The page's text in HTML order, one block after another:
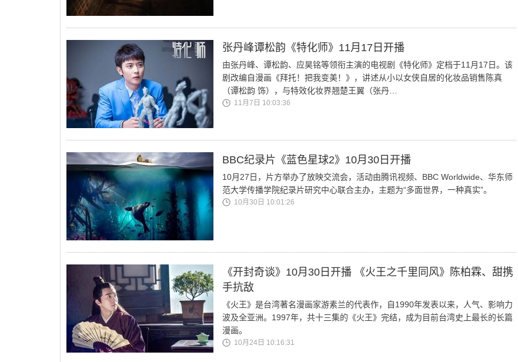
张丹峰谭松韵《特化师》11月17日开播
由张丹峰、谭松韵、应昊铭等领衔主演的电视剧《特化师》定档于11月17日。该
剧改编自漫画《拜托！把我变美！》，讲述从小以女侠自居的化妆品销售陈真
（谭松韵 饰），与特效化妆界翘楚王翼（张丹…
11月7日 10:03:36
BBC纪录片《蓝色星球2》10月30日开播
10月27日，片方举办了放映交流会，活动由腾讯视频、BBC Worldwide、华东师
范大学传播学院纪录片研究中心联合主办，主题为“多面世界，一种真实”。
10月30日 10:01:26
《开封奇谈》10月30日开播 《火王之千里同风》陈柏霖、甜携
手抗敌
《火王》是台湾著名漫画家游素兰的代表作，自1990年发表以来，人气、影响力
波及全亚洲。1997年，共十三集的《火王》完结，成为目前台湾史上最长的长篇
漫画。
10月24日 10:16:31